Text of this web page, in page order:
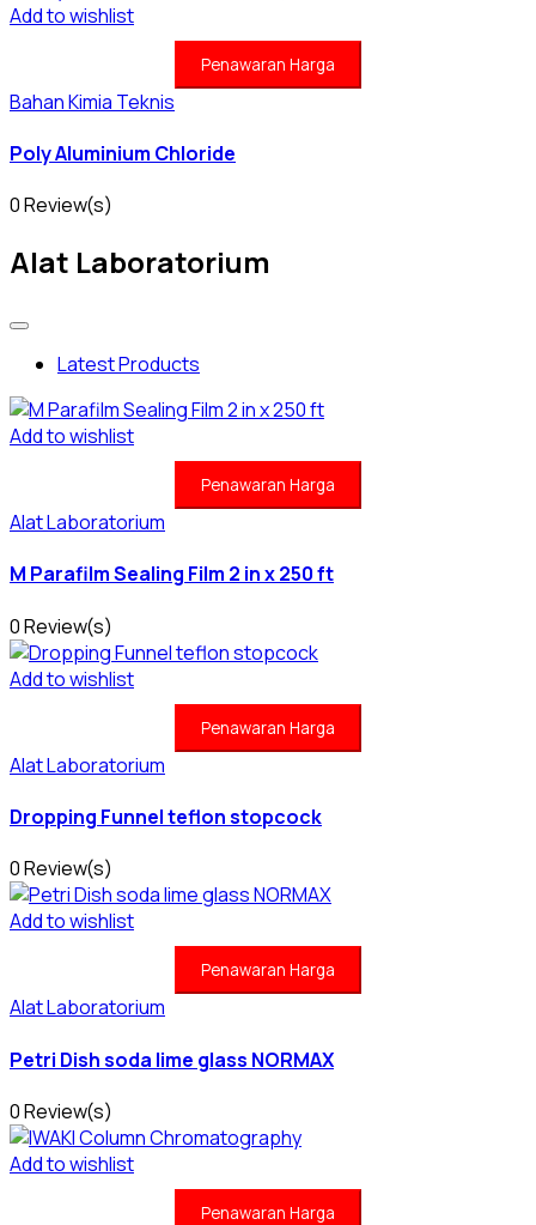
Add to wishlist
Penawaran Harga
Bahan Kimia Teknis
Poly Aluminium Chloride
0 Review(s)
Alat Laboratorium
Latest Products
Add to wishlist
Penawaran Harga
Alat Laboratorium
M Parafilm Sealing Film 2 in x 250 ft
0 Review(s)
Add to wishlist
Penawaran Harga
Alat Laboratorium
Dropping Funnel teflon stopcock
0 Review(s)
Add to wishlist
Penawaran Harga
Alat Laboratorium
Petri Dish soda lime glass NORMAX
0 Review(s)
Add to wishlist
Penawaran Harga